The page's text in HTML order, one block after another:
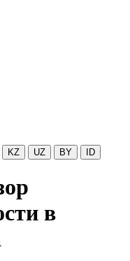
KZ UZ BY ID
в